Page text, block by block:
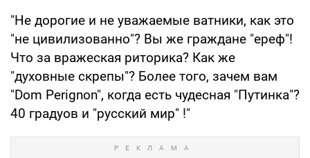
"Не дорогие и не уважаемые ватники, как это
"не цивилизованно"? Вы же граждане "ереф"!
Что за вражеская риторика? Как же
"духовные скрепы"? Более того, зачем вам
"Dom Perignon", когда есть чудесная "Путинка"?
40 градуов и "русский мир" !"